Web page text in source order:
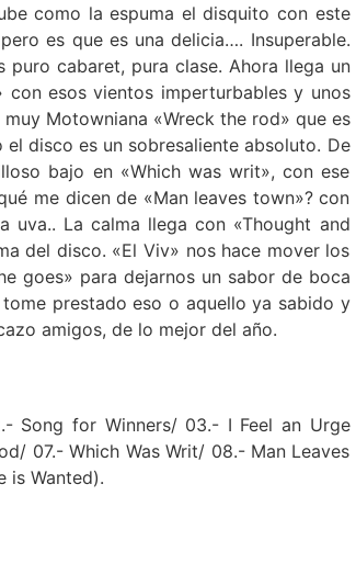
como la espuma el disquito con este
es que es una delicia…. Insuperable.
cabaret, pura clase. Ahora llega un
con esos vientos imperturbables y unos
Motowniana «Wreck the rod» que es
disco es un sobresaliente absoluto. De
bajo en «Which was writ», con ese
me dicen de «Man leaves town»? con
uva.. La calma llega con «Thought and
del disco. «El Viv» nos hace mover los
goes» para dejarnos un sabor de boca
prestado eso o aquello ya sabido y
amigos, de lo mejor del año.
Song for Winners/ 03.- I Feel an Urge
07.- Which Was Writ/ 08.- Man Leaves
is Wanted).